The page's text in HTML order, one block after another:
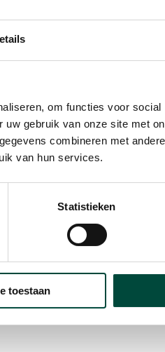
om functies voor
gebruik van onze site met
combineren met
van hun services.
Statistieken
toestaan